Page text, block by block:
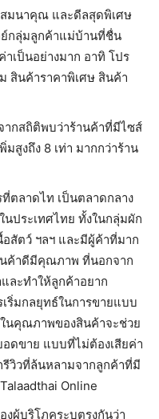
มนาคุณ และดีลสุดพิเศษ
ย์กลุ่มลูกค้าแม่บ้านที่ชื่น
เป็นอย่างมาก อาทิ โปร
สินค้าราคาพิเศษ สินค้า
ากสถิติพบว่าร้านค้าที่มีไซส์
สูงถึง 8 เท่า มากกว่าร้าน
ที่ตลาดไท เป็นตลาดกลาง
ประเทศไทย ทั้งในกลุ่มผัก
สัตว์ ฯลฯ และมีผู้ค้าที่มาก
ค้าดีมีคุณภาพ ที่นอกจาก
ละทำให้ลูกค้าอยาก
ริ่มกลยุทธ์ในการขายแบบ
นคุณภาพของสินค้าจะช่วย
ดขาย แบบที่ไม่ต้องเสียค่า
รีวิวที่ล้นหลามจากลูกค้าที่มี
Online
งผู้บริโภคระบุตรงกันว่า